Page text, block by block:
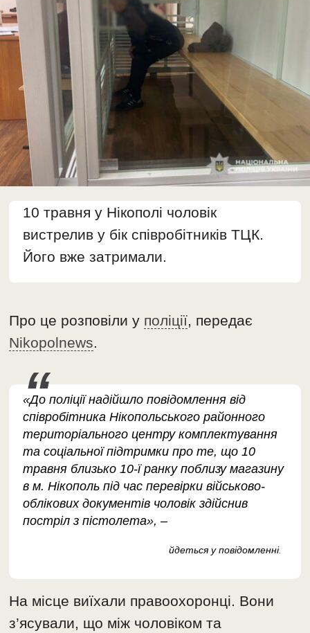
10 травня у Нікополі чоловік
вистрелив у бік співробітників ТЦК.
Його вже затримали.
Про це розповіли у поліції, передає
Nikopolnews.
«До поліції надійшло повідомлення від
співробітника Нікопольського районного
територіального центру комплектування
та соціальної підтримки про те, що 10
травня близько 10-ї ранку поблизу магазину
в м. Нікополь під час перевірки військово-
облікових документів чоловік здійснив
постріл з пістолета», –
йдеться у повідомленні.
На місце виїхали правоохоронці. Вони
з’ясували, що між чоловіком та